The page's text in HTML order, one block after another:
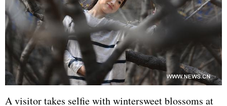
A visitor takes selfie with wintersweet blossoms at